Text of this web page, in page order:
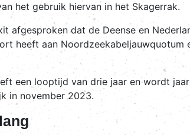
het gebruik hiervan in het Skagerrak.
afgesproken dat de Deense en
heeft aan
een looptijd van drie jaar en wordt
in november 2023.